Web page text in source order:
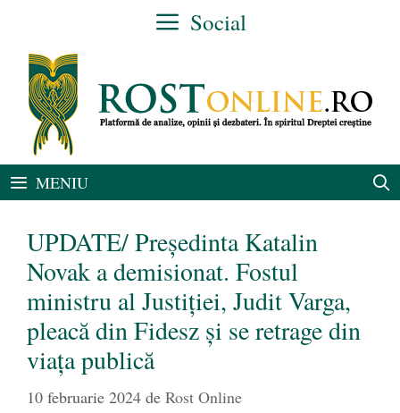
conținut
Social
MENIU
UPDATE/ Președinta Katalin
Novak a demisionat. Fostul
ministru al Justiției, Judit Varga,
pleacă din Fidesz și se retrage din
viața publică
10 februarie 2024 de Rost Online